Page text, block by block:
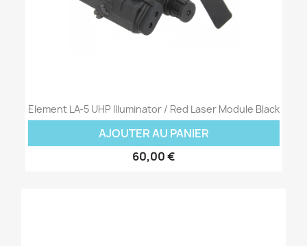
Element LA-5 UHP Illuminator / Red Laser Module Black
AJOUTER AU PANIER
60,00 €